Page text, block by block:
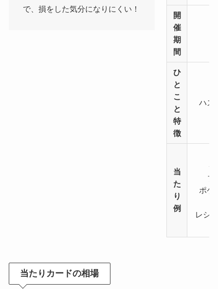
で、損をした気分になりにくい！
開
催
期
間
ひ
と
こ
と
特
徴
ハズ
当
た
り
例
ブ
ポケ
レシ
当たりカードの相場